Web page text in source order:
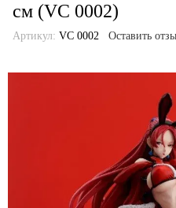
см (VC 0002)
Артикул: VC 0002 Оставить